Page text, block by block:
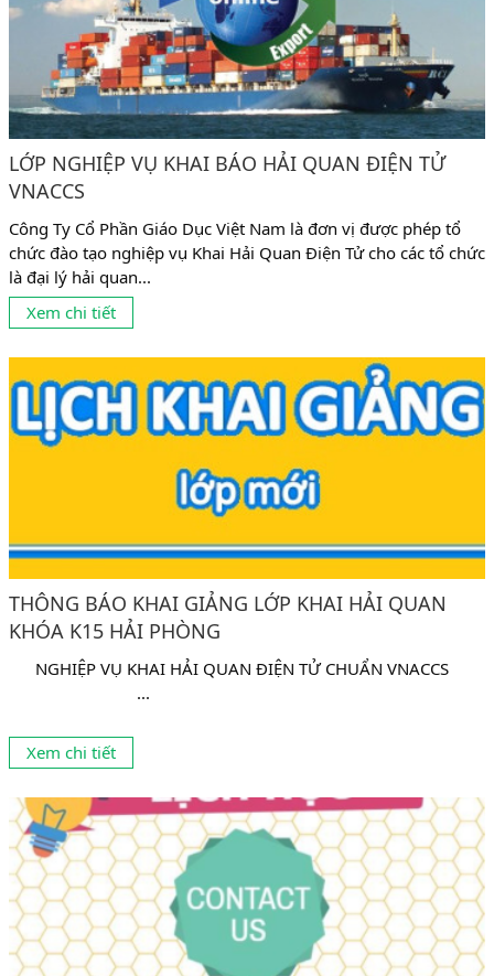
LỚP NGHIỆP VỤ KHAI BÁO HẢI QUAN ĐIỆN TỬ
VNACCS
Công Ty Cổ Phần Giáo Dục Việt Nam là đơn vị được phép tổ
chức đào tạo nghiệp vụ Khai Hải Quan Điện Tử cho các tổ chức
là đại lý hải quan...
Xem chi tiết
THÔNG BÁO KHAI GIẢNG LỚP KHAI HẢI QUAN
KHÓA K15 HẢI PHÒNG
NGHIỆP VỤ KHAI HẢI QUAN ĐIỆN TỬ CHUẨN VNACCS
...
Xem chi tiết